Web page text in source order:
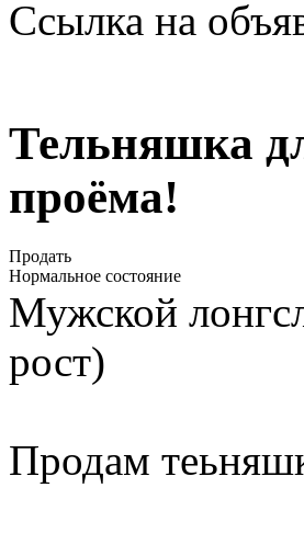
Ссылка на
Тельняшка
проёма!
Продать
Нормальное состояние
Мужской
рост)
Продам